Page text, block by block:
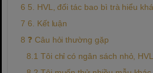
5. HVL, đối tác bao bì trà hiểu
6. Kết luận
❓ Câu hỏi thường gặp
Tôi chỉ có ngân sách nhỏ,